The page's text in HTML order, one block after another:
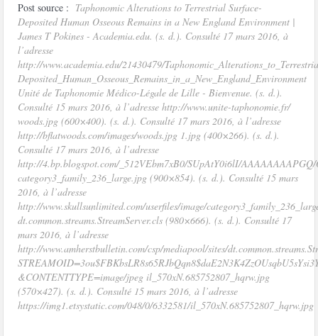
Post source : Taphonomic Alterations to Terrestrial Surface-
Deposited Human Osseous Remains in a New England Environment |
James T Pokines - Academia.edu. (s. d.). Consulté 17 mars 2016, à
l’adresse
http://www.academia.edu/21430479/
Deposited_Human_Osseous_Remains_in_a_New_England_Environment
Unité de Taphonomie Médico-Légale de Lille - Bienvenue. (s. d.).
Consulté 15 mars 2016, à l’adresse http://www.unite-taphonomie.fr/
woods.jpg (600×400). (s. d.). Consulté 17 mars 2016, à l’adresse
http://bflatwoods.com/images/woods.jpg 1.jpg (400×266). (s. d.).
Consulté 17 mars 2016, à l’adresse
http://4.bp.blogspot.com/_512VEbm7xB0/SUpAtY0i6lI/
category3_family_236_large.jpg (900×854). (s. d.). Consulté 15 mars
2016, à l’adresse
http://www.skullsunlimited.com/userfiles/image/
dt.common.streams.StreamServer.cls (980×666). (s. d.). Consulté 17
mars 2016, à l’adresse
http://www.amherstbulletin.com/csp/mediapool/sites/
&CONTENTTYPE=image/jpeg il_570xN.685752807_hqrw.jpg
(570×427). (s. d.). Consulté 15 mars 2016, à l’adresse
https://img1.etsystatic.com/048/0/6332581/il_570xN.685752807_hqrw.jpg